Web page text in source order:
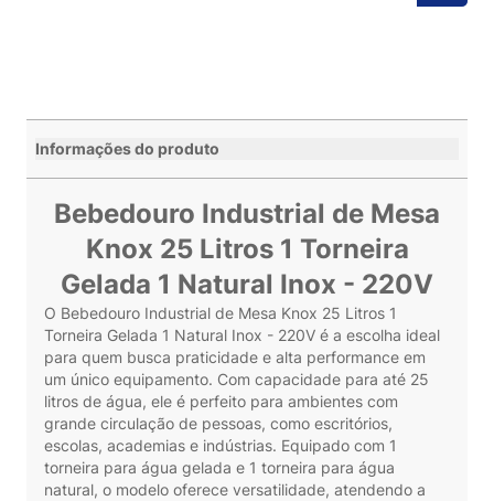
Informações do produto
Bebedouro Industrial de Mesa
Knox 25 Litros 1 Torneira
Gelada 1 Natural Inox - 220V
O Bebedouro Industrial de Mesa Knox 25 Litros 1
Torneira Gelada 1 Natural Inox - 220V é a escolha ideal
para quem busca praticidade e alta performance em
um único equipamento. Com capacidade para até 25
litros de água, ele é perfeito para ambientes com
grande circulação de pessoas, como escritórios,
escolas, academias e indústrias. Equipado com 1
torneira para água gelada e 1 torneira para água
natural, o modelo oferece versatilidade, atendendo a